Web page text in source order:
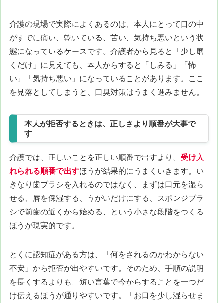
介護の現場で実際によくあるのは、本人にとって口の中
がすでに痛い、乾いている、苦い、気持ち悪いという状
態になっているケースです。介護者から見ると「少し磨
くだけ」に見えても、本人からすると「しみる」「怖
い」「気持ち悪い」になっていることがあります。ここ
を見落としてしまうと、口臭対策はうまく進みません。
本人が拒否するときは、正しさより順番が大事で
す
介護では、正しいことを正しい順番で出すより、 受け入
れられる順番で出すほうが結果的にうまくいきます。い
きなり歯ブラシを入れるのではなく、まずは口元を湿ら
せる、唇を保湿する、うがいだけにする、スポンジブラ
シで前歯の近くから始める、という小さな段階をつくる
ほうが現実的です。
とくに認知症がある方は、「何をされるのかわからない
不安」から拒否が出やすいです。そのため、手順の説明
を長くするよりも、短い言葉で今からすることを一つだ
け伝えるほうが通りやすいです。「お口を少し湿らせま